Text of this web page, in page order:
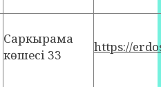
Саркырама
көшесі 33
https://